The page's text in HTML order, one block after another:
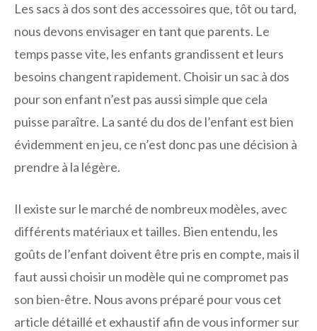
Les sacs à dos sont des accessoires que, tôt ou tard,
nous devons envisager en tant que parents. Le
temps passe vite, les enfants grandissent et leurs
besoins changent rapidement. Choisir un sac à dos
pour son enfant n’est pas aussi simple que cela
puisse paraître. La santé du dos de l’enfant est bien
évidemment en jeu, ce n’est donc pas une décision à
prendre à la légère.
Il existe sur le marché de nombreux modèles, avec
différents matériaux et tailles. Bien entendu, les
goûts de l’enfant doivent être pris en compte, mais il
faut aussi choisir un modèle qui ne compromet pas
son bien-être. Nous avons préparé pour vous cet
article détaillé et exhaustif afin de vous informer sur